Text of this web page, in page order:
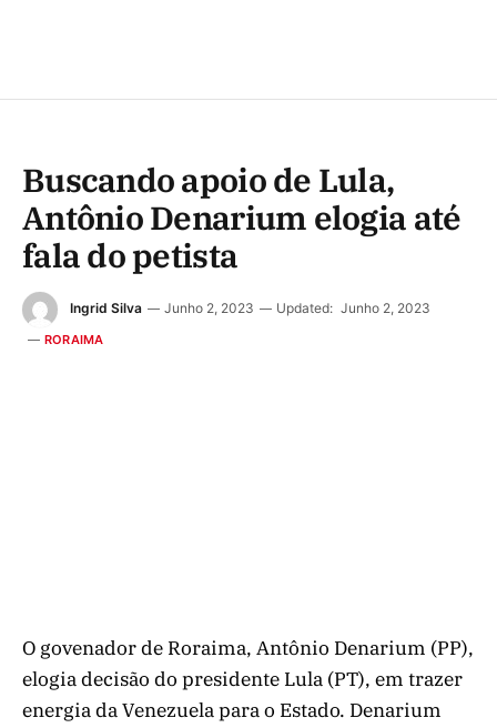
Buscando apoio de Lula,
Antônio Denarium elogia até
fala do petista
Ingrid Silva Junho 2, 2023 Updated: Junho 2, 2023
RORAIMA
O govenador de Roraima, Antônio Denarium (PP),
elogia decisão do presidente Lula (PT), em trazer
energia da Venezuela para o Estado. Denarium